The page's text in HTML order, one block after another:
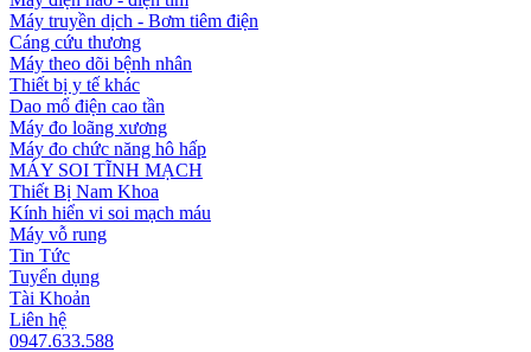
Máy truyền dịch - Bơm tiêm điện
Cáng cứu thương
Máy theo dõi bệnh nhân
Thiết bị y tế khác
Dao mổ điện cao tần
Máy đo loãng xương
Máy đo chức năng hô hấp
MÁY SOI TĨNH MẠCH
Thiết Bị Nam Khoa
Kính hiển vi soi mạch máu
Máy vỗ rung
Tin Tức
Tuyển dụng
Tài Khoản
Liên hệ
0947.633.588